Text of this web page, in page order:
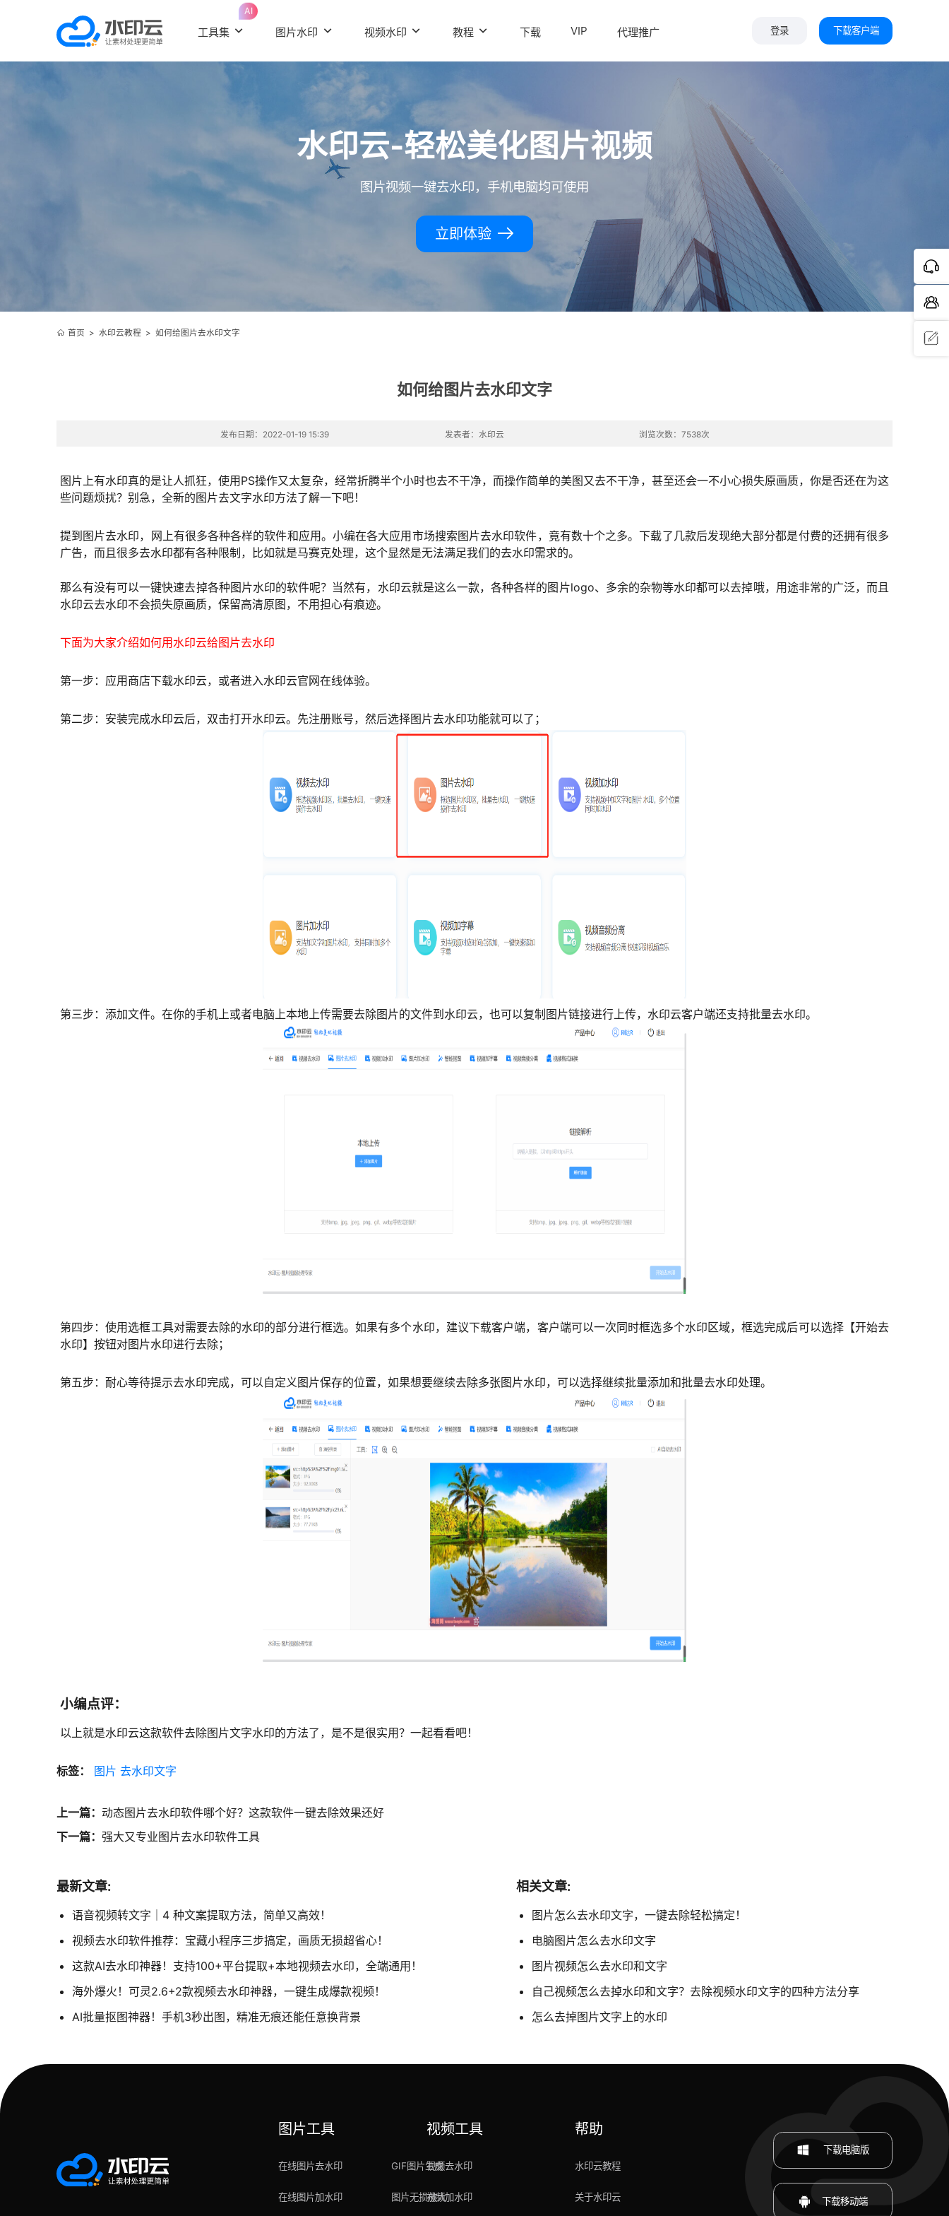
工具集
AI
图片水印 视频水印 教程 下载 VIP 代理推广 登录 下载客户端
水印云-轻松美化图片视频
图片视频一键去水印，手机电脑均可使用
立即体验
首页 > 水印云教程 > 如何给图片去水印文字
如何给图片去水印文字
发布日期：2022-01-19 15:39 发表者：水印云 浏览次数：7538次
图片上有水印真的是让人抓狂，使用PS操作又太复杂，经常折腾半个小时也去不干净，而操作简单的美图又去不干净，甚至还会一不小心损失原画质，你是否还在为这
些问题烦扰？别急，全新的图片去文字水印方法了解一下吧！
提到图片去水印，网上有很多各种各样的软件和应用。小编在各大应用市场搜索图片去水印软件，竟有数十个之多。下载了几款后发现绝大部分都是付费的还拥有很多
广告，而且很多去水印都有各种限制，比如就是马赛克处理，这个显然是无法满足我们的去水印需求的。
那么有没有可以一键快速去掉各种图片水印的软件呢？当然有，水印云就是这么一款，各种各样的图片logo、多余的杂物等水印都可以去掉哦，用途非常的广泛，而且
水印云去水印不会损失原画质，保留高清原图，不用担心有痕迹。
下面为大家介绍如何用水印云给图片去水印
第一步：应用商店下载水印云，或者进入水印云官网在线体验。
第二步：安装完成水印云后，双击打开水印云。先注册账号，然后选择图片去水印功能就可以了；
第三步：添加文件。在你的手机上或者电脑上本地上传需要去除图片的文件到水印云，也可以复制图片链接进行上传，水印云客户端还支持批量去水印。
第四步：使用选框工具对需要去除的水印的部分进行框选。如果有多个水印，建议下载客户端，客户端可以一次同时框选多个水印区域，框选完成后可以选择【开始去
水印】按钮对图片水印进行去除；
第五步：耐心等待提示去水印完成，可以自定义图片保存的位置，如果想要继续去除多张图片水印，可以选择继续批量添加和批量去水印处理。
小编点评：
以上就是水印云这款软件去除图片文字水印的方法了，是不是很实用？一起看看吧！
标签： 图片 去水印文字
上一篇： 动态图片去水印软件哪个好？这款软件一键去除效果还好
下一篇： 强大又专业图片去水印软件工具
最新文章:
语音视频转文字｜4 种文案提取方法，简单又高效！
视频去水印软件推荐：宝藏小程序三步搞定，画质无损超省心！
这款AI去水印神器！支持100+平台提取+本地视频去水印，全端通用！
海外爆火！可灵2.6+2款视频去水印神器，一键生成爆款视频！
AI批量抠图神器！手机3秒出图，精准无痕还能任意换背景
相关文章:
图片怎么去水印文字，一键去除轻松搞定！
电脑图片怎么去水印文字
图片视频怎么去水印和文字
自己视频怎么去掉水印和文字？去除视频水印文字的四种方法分享
怎么去掉图片文字上的水印
图片工具
在线图片去水印
在线图片加水印
GIF图片生成
图片无损放大
视频工具
视频去水印
视频加水印
帮助
水印云教程
关于水印云
下载电脑版
下载移动端